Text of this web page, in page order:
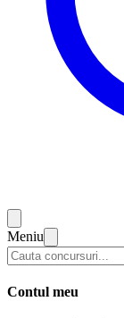
Meniu
Contul meu